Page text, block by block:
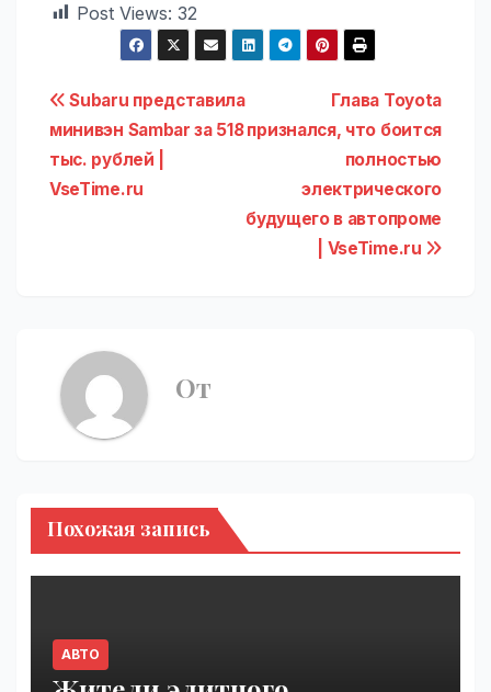
Post Views: 32
Навигация
по
записям
Глава Toyota
признался, что боится
полностью
электрического
будущего в автопроме
| VseTime.ru
Subaru представила
минивэн Sambar за 518
тыс. рублей |
VseTime.ru
От
Похожая запись
АВТО